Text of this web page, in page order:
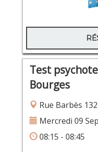
Test
Bourges
Rue Barbès 132
Mercredi 09
08:15 - 08:45